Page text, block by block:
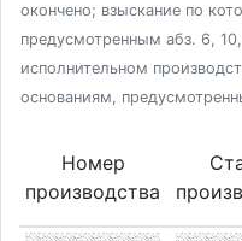
окончено; взыскание по
предусмотренным абз. 6,
исполнительном
основаниям,
Номер
производства